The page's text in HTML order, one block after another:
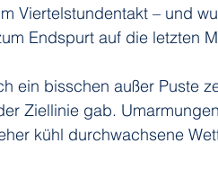
Viertelstundentakt – und
Endspurt auf die letzten
ein bisschen außer Puste
Ziellinie gab.
kühl durchwachsene